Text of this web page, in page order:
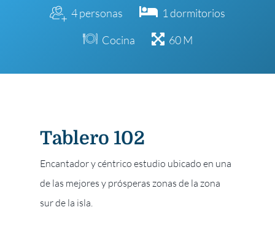
4 personas
1 dormitorios
Cocina
60 M
Tablero 102
Encantador y céntrico estudio ubicado en una
de las mejores y prósperas zonas de la zona
sur de la isla.